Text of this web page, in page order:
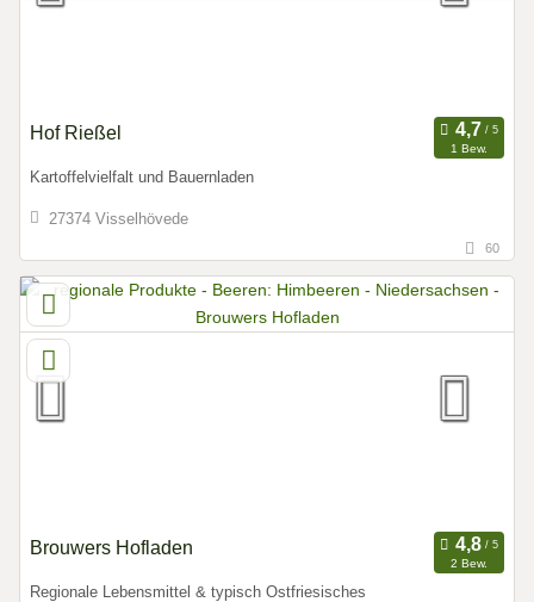
Hof Rießel
1 Bew.
Kartoffelvielfalt und Bauernladen
27374 Visselhövede
60
Brouwers Hofladen
2 Bew.
Regionale Lebensmittel & typisch Ostfriesisches